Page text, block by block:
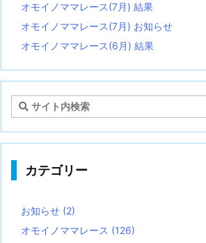
オモイノママレース(7月) 結果
オモイノママレース(7月) お知らせ
オモイノママレース(6月) 結果
カテゴリー
お知らせ (2)
オモイノママレース (126)